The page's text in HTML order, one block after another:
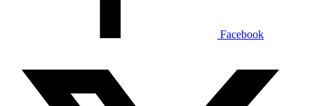
Facebook